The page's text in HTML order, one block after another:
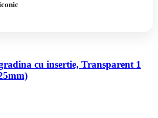
cu insertie, Transparent 1